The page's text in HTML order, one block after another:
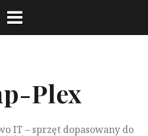
Plex
IT – sprzęt dopasowany do